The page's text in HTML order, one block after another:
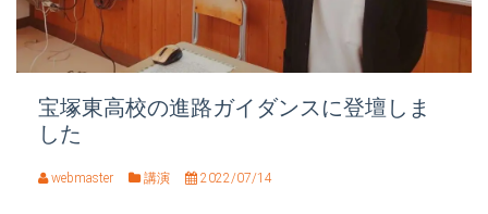
宝塚東高校の進路ガイダンスに登壇しま
した
webmaster 講演 2022/07/14